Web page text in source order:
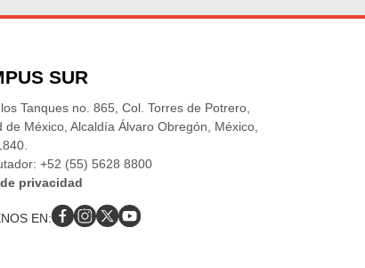
SUR
Tanques no. 865, Col. Torres de Potrero,
de México, Alcaldía Álvaro Obregón, México,
+52 (55) 5628 8800
privacidad
EN: